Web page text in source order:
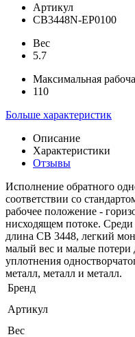
Артикул
CB3448N-EP0100
Вес
5.7
Максимальная
110
Больше характеристик
Описание
Характеристики
Отзывы
Исполнение обратного
соответствии со
рабочее положение -
нисходящем потоке. Среди
длина CB 3448, легкий
малый вес и малые потери
уплотнения
металл, металл и металл.
Бренд
Артикул
Вес